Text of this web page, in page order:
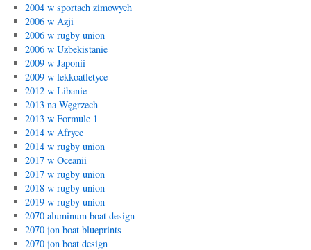
2004 w sportach zimowych
2006 w Azji
2006 w rugby union
2006 w Uzbekistanie
2009 w Japonii
2009 w lekkoatletyce
2012 w Libanie
2013 na Węgrzech
2013 w Formule 1
2014 w Afryce
2014 w rugby union
2017 w Oceanii
2017 w rugby union
2018 w rugby union
2019 w rugby union
2070 aluminum boat design
2070 jon boat blueprints
2070 jon boat design